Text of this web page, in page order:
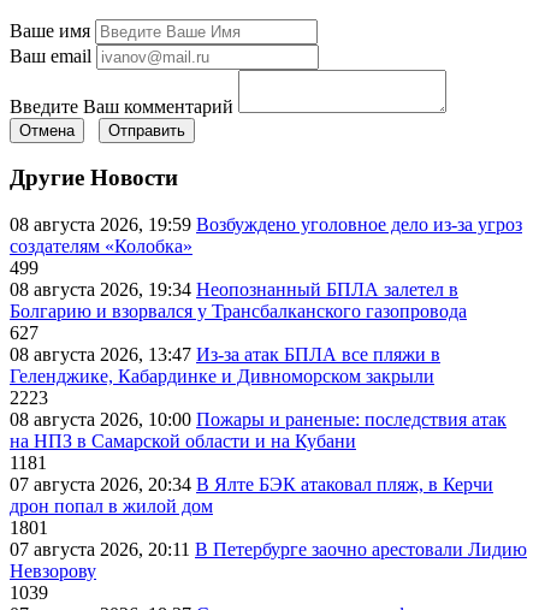
Ваше имя
Ваш email
Введите Ваш комментарий
Отмена Отправить
Другие Новости
08 августа 2026, 19:59 Возбуждено уголовное дело из-за угроз
создателям «Колобка»
499
08 августа 2026, 19:34 Неопознанный БПЛА залетел в
Болгарию и взорвался у Трансбалканского газопровода
627
08 августа 2026, 13:47 Из-за атак БПЛА все пляжи в
Геленджике, Кабардинке и Дивноморском закрыли
2223
08 августа 2026, 10:00 Пожары и раненые: последствия атак
на НПЗ в Самарской области и на Кубани
1181
07 августа 2026, 20:34 В Ялте БЭК атаковал пляж, в Керчи
дрон попал в жилой дом
1801
07 августа 2026, 20:11 В Петербурге заочно арестовали Лидию
Невзорову
1039